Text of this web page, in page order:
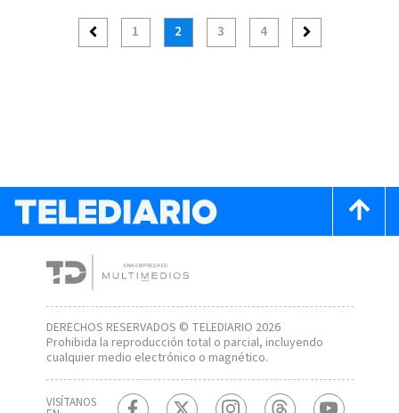
1 2 3 4
DERECHOS RESERVADOS © TELEDIARIO 2026
Prohibida la reproducción total o parcial, incluyendo
cualquier medio electrónico o magnético.
VISÍTANOS